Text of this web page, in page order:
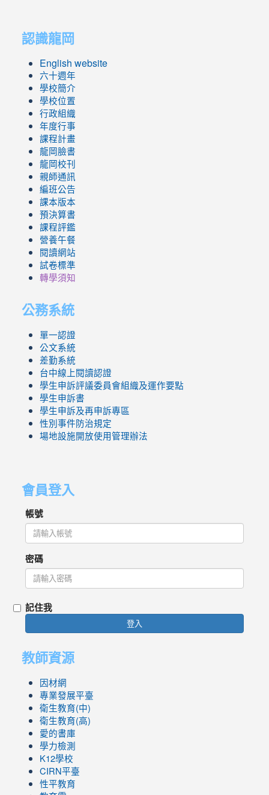
認識龍岡
English website
六十週年
學校簡介
學校位置
行政組織
年度行事
課程計畫
龍岡臉書
龍岡校刊
親師通訊
編班公告
課本版本
預決算書
課程評鑑
營養午餐
閱讀網站
試卷標準
轉學須知
公務系統
單一認證
公文系統
差勤系統
台中線上閱讀認證
學生申訴評議委員會組織及運作要點
學生申訴書
學生申訴及再申訴專區
性別事件防治規定
場地設施開放使用管理辦法
會員登入
帳號
密碼
記住我
登入
教師資源
因材網
專業發展平臺
衛生教育(中)
衛生教育(高)
愛的書庫
學力檢測
K12學校
CIRN平臺
性平教育